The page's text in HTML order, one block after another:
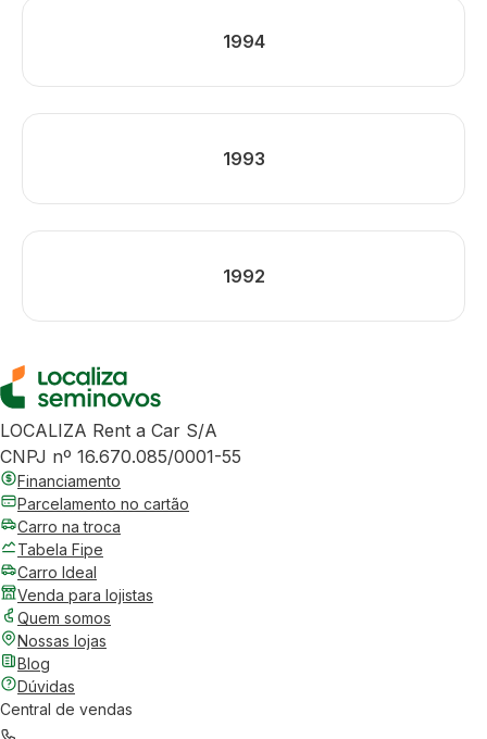
1994
1993
1992
LOCALIZA Rent a Car S/A
CNPJ nº 16.670.085/0001-55
Financiamento
Parcelamento no cartão
Carro na troca
Tabela Fipe
Carro Ideal
Venda para lojistas
Quem somos
Nossas lojas
Blog
Dúvidas
Central de vendas